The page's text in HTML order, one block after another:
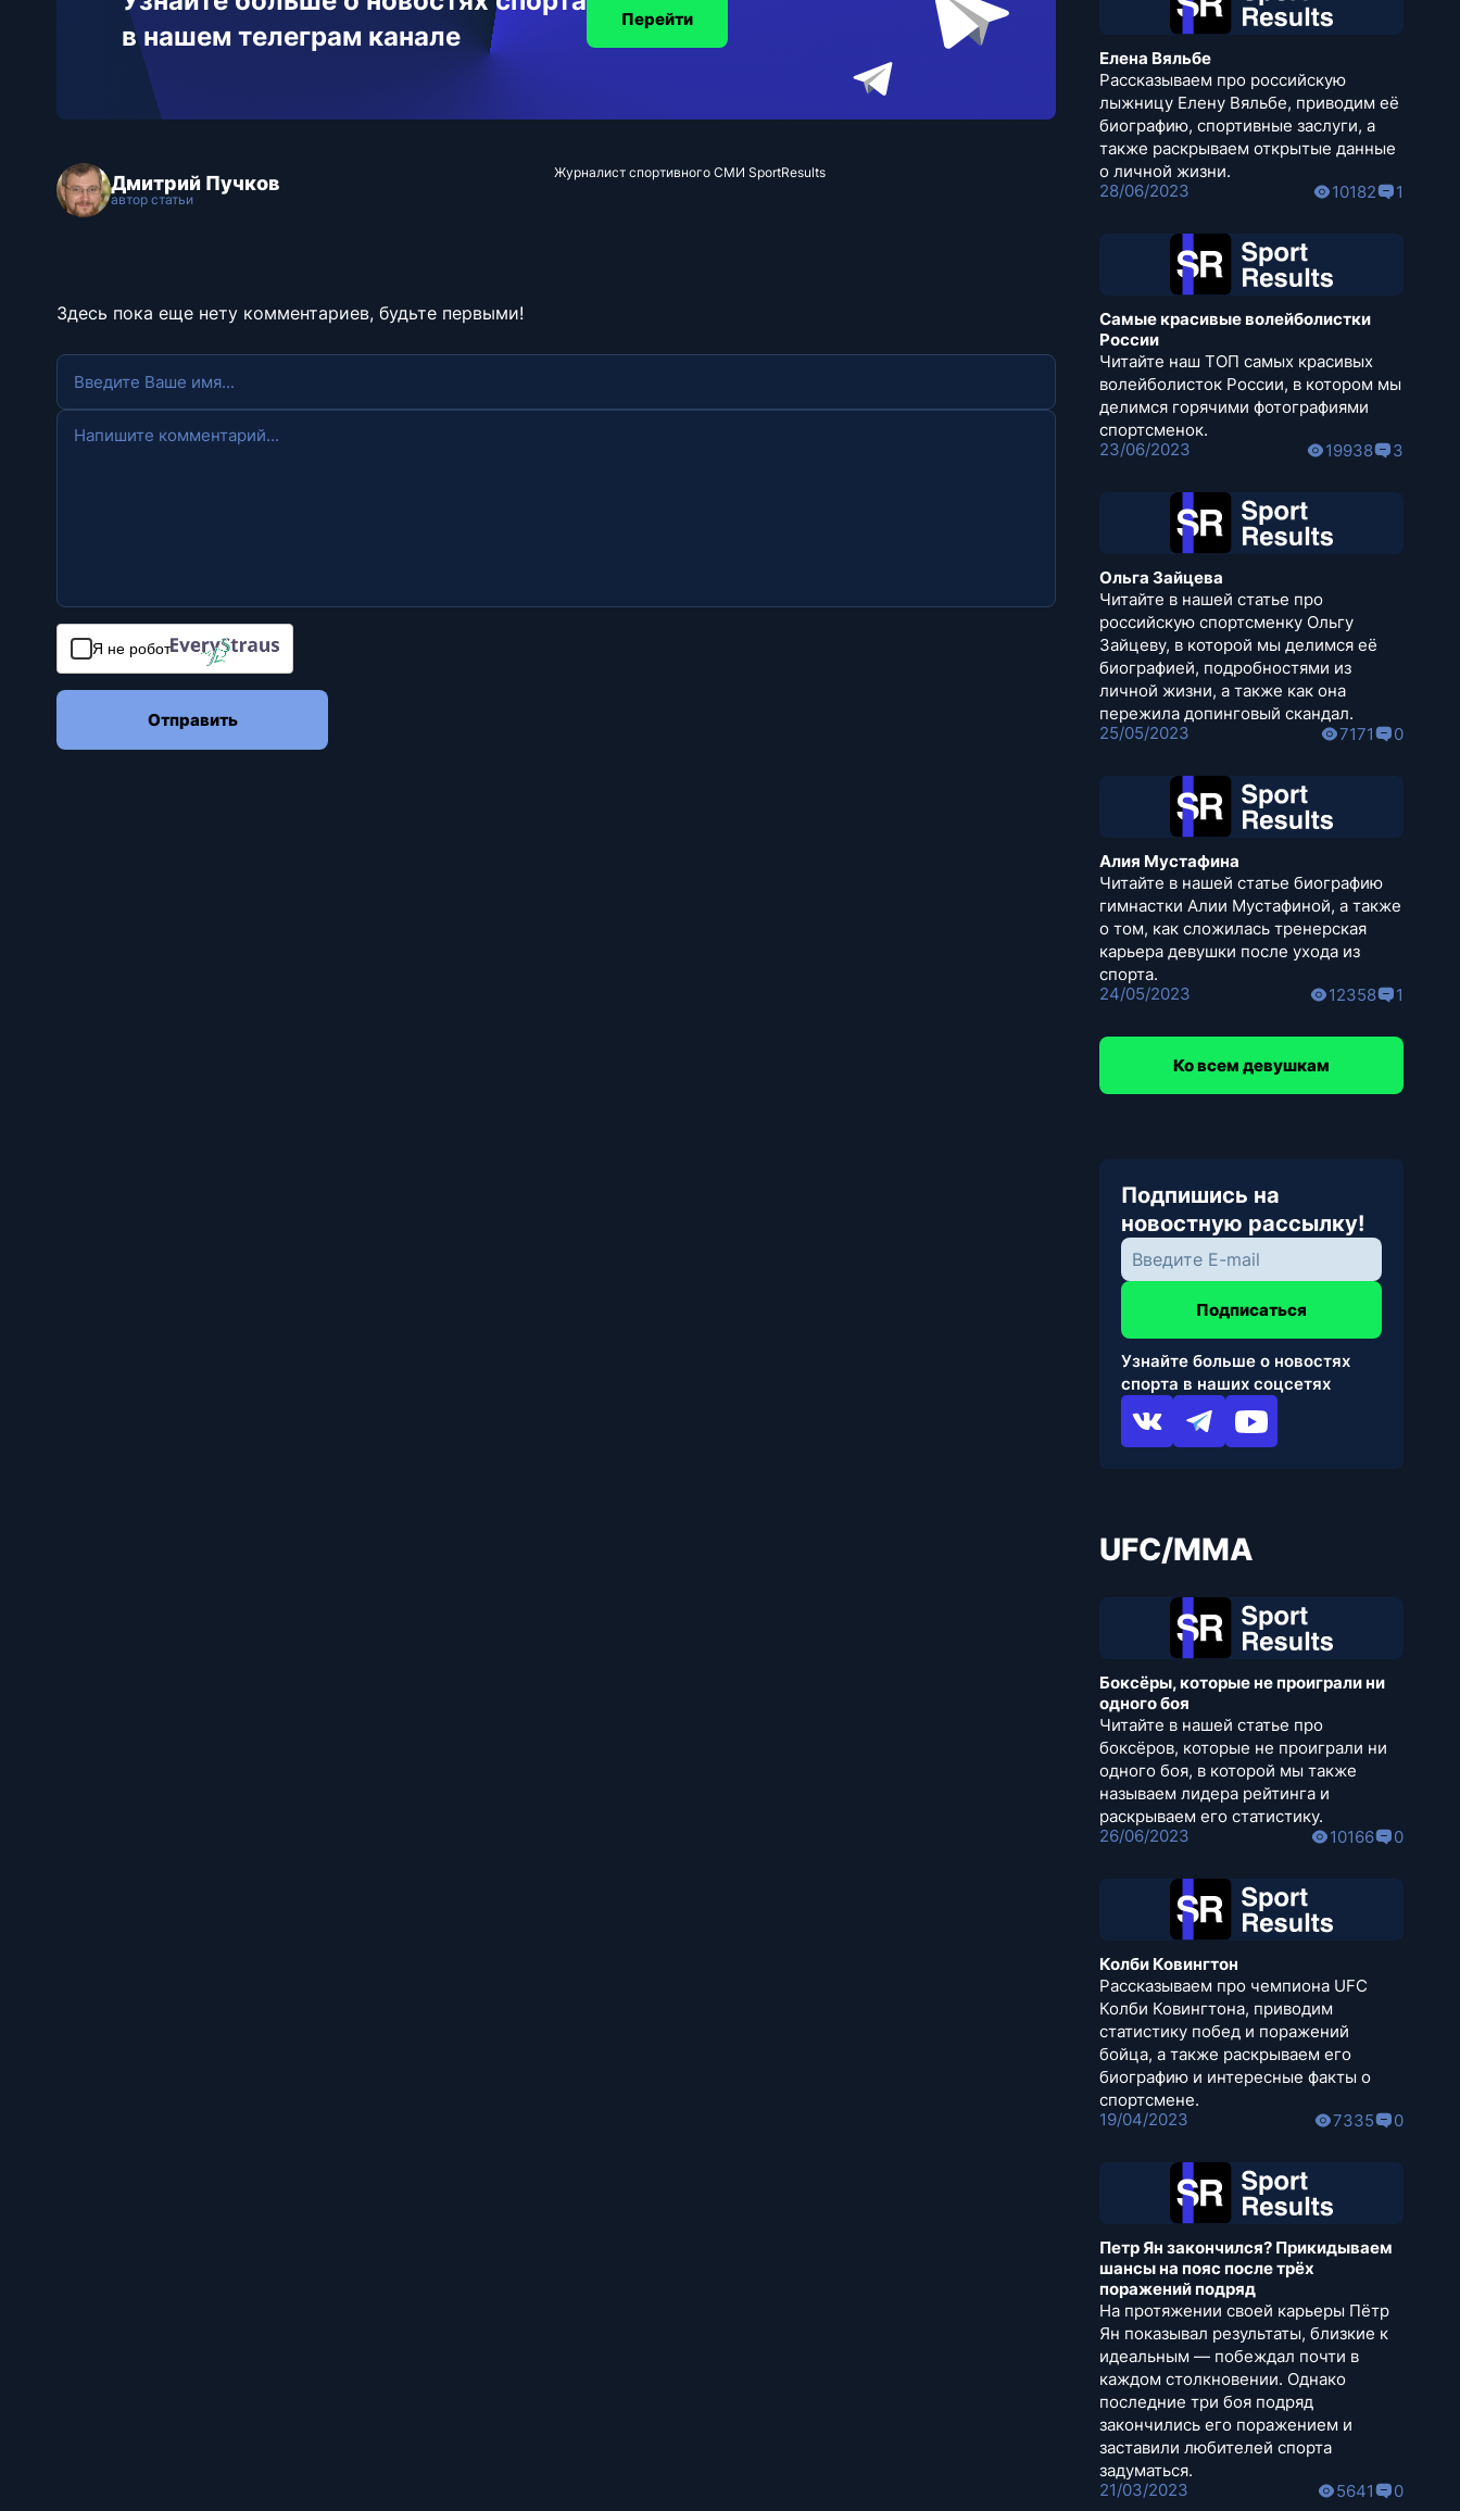
в нашем телеграм канале
Перейти
Дмитрий Пучков
автор статьи
Журналист спортивного СМИ SportResults
Здесь пока еще нету комментариев, будьте первыми!
Я не робот
Отправить
Елена Вяльбе
Рассказываем про российскую
лыжницу Елену Вяльбе, приводим её
биографию, спортивные заслуги, а
также раскрываем открытые данные
о личной жизни.
28/06/2023
10182 1
Самые красивые волейболистки
России
Читайте наш ТОП самых красивых
волейболисток России, в котором мы
делимся горячими фотографиями
спортсменок.
23/06/2023
19938 3
Ольга Зайцева
Читайте в нашей статье про
российскую спортсменку Ольгу
Зайцеву, в которой мы делимся её
биографией, подробностями из
личной жизни, а также как она
пережила допинговый скандал.
25/05/2023
7171 0
Алия Мустафина
Читайте в нашей статье биографию
гимнастки Алии Мустафиной, а также
о том, как сложилась тренерская
карьера девушки после ухода из
спорта.
24/05/2023
12358 1
Ко всем девушкам
Подпишись на
новостную рассылку!
Подписаться
Узнайте больше о новостях
спорта в наших соцсетях
UFC/MMA
Боксёры, которые не проиграли ни
одного боя
Читайте в нашей статье про
боксёров, которые не проиграли ни
одного боя, в которой мы также
называем лидера рейтинга и
раскрываем его статистику.
26/06/2023
10166 0
Колби Ковингтон
Рассказываем про чемпиона UFC
Колби Ковингтона, приводим
статистику побед и поражений
бойца, а также раскрываем его
биографию и интересные факты о
спортсмене.
19/04/2023
7335 0
Петр Ян закончился? Прикидываем
шансы на пояс после трёх
поражений подряд
На протяжении своей карьеры Пётр
Ян показывал результаты, близкие к
идеальным — побеждал почти в
каждом столкновении. Однако
последние три боя подряд
закончились его поражением и
заставили любителей спорта
задуматься.
21/03/2023
5641 0